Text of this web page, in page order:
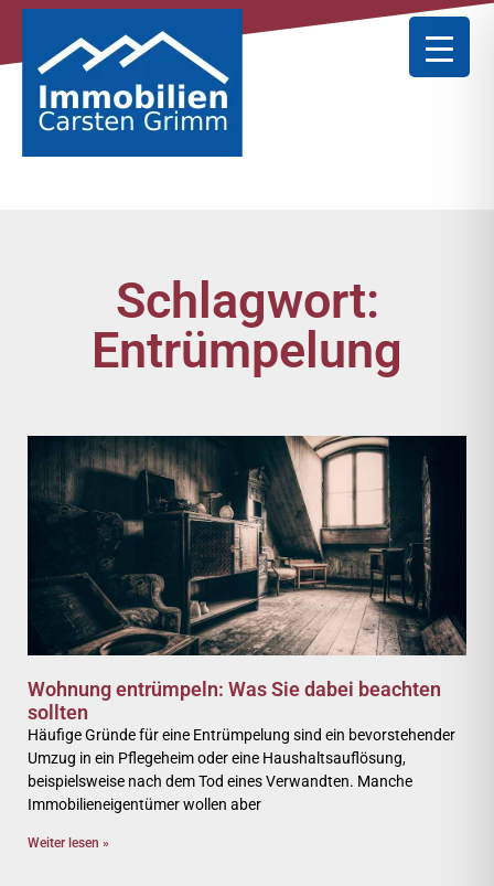
Schlagwort:
Entrümpelung
Wohnung entrümpeln: Was Sie dabei beachten
sollten
Häufige Gründe für eine Entrümpelung sind ein bevorstehender
Umzug in ein Pflegeheim oder eine Haushaltsauflösung,
beispielsweise nach dem Tod eines Verwandten. Manche
Immobilieneigentümer wollen aber
Weiter lesen »